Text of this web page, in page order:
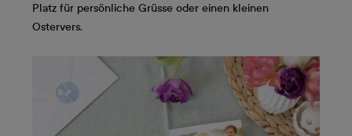
Platz für persönliche Grüsse oder einen kleinen
Ostervers.